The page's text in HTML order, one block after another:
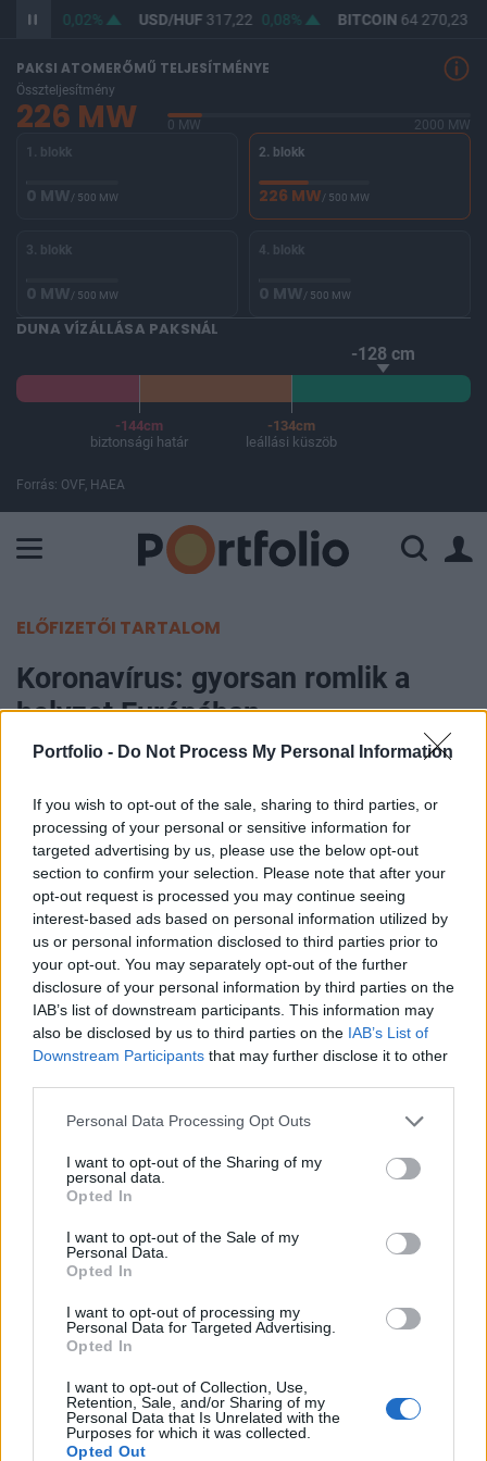
Portfolio - Do Not Process My Personal Information
If you wish to opt-out of the sale, sharing to third parties, or
processing of your personal or sensitive information for
targeted advertising by us, please use the below opt-out
section to confirm your selection. Please note that after your
opt-out request is processed you may continue seeing
interest-based ads based on personal information utilized by
us or personal information disclosed to third parties prior to
your opt-out. You may separately opt-out of the further
disclosure of your personal information by third parties on the
IAB’s list of downstream participants. This information may
also be disclosed by us to third parties on the IAB’s List of
Downstream Participants that may further disclose it to other
Personal Data Processing Opt Outs
I want to opt-out of the Sharing of my
personal data.
Opted In
I want to opt-out of the Sale of my
Personal Data.
Opted In
I want to opt-out of processing my
Personal Data for Targeted Advertising.
Opted In
I want to opt-out of Collection, Use,
Retention, Sale, and/or Sharing of my
Personal Data that Is Unrelated with the
Purposes for which it was collected.
Opted Out
365,49 0,02% USD/HUF317,22 0,08% BITCOIN64 270,23
PAKSI ATOMERŐMŰ TELJESÍTMÉNYE
Összteljesítmény
226 MW 0 MW
2000 MW
1. blokk
0 MW/ 500 MW
2. blokk
226 MW/ 500 MW
3. blokk
0 MW/ 500 MW
4. blokk
0 MW/ 500 MW
DUNA VÍZÁLLÁSA PAKSNÁL
-128 cm
-144cm
biztonsági határ
-134cm
leállási küszöb
Forrás: OVF, HAEA
ELŐFIZETŐI TARTALOM
Koronavírus: gyorsan romlik a
helyzet Európában,
Magyarországon tömeges
Portfolio | MTI
2020. március 29. 22:07
Magyarországon, Európában és az Egyesült
Államokban is gyorsul az új koronavírus terjedése
- derül ki a legfrissebb adatokból. A járvány
terjedését korlátozni kívánó erőfeszítések
egyelőre csak részsikereket hoznak, miközben a
gazdasági veszteségek súlyosak. A koronavírus-
járvány hírei percről percre.
2020. március 29. 22:07 Megosztás A Közel-Keleten is
terjed a vírus: már Szíriában is van halálos áldozat A Közel-
Kelet országaiban is terjed az új koronavírus okozta Covid-
ott is van...
KEDVES OLVASÓNK!
A keresett cikk a portfolio.hu hírarchívumához
tartozik, melynek olvasása előfizetéses
regisztrációhoz kötött.
Az előfizetés a következőket tartalmazza: